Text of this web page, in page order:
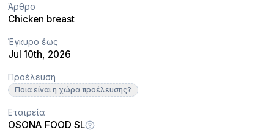
Άρθρο
Chicken breast
Έγκυρο έως
Jul 10th, 2026
Προέλευση
Ποια είναι η χώρα προέλευσης?
Εταιρεία
OSONA FOOD SL